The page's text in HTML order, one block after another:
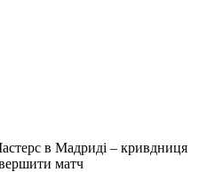
в Мадриді – кривдниця
матч